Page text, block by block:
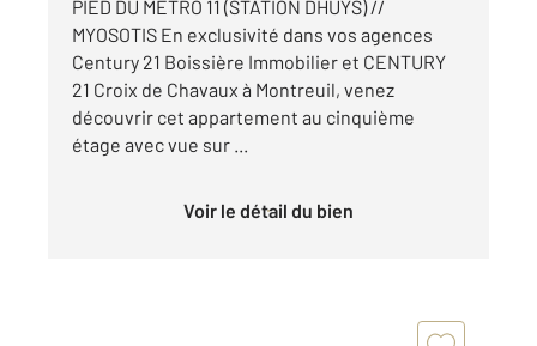
PIED DU METRO 11 (STATION DHUYS) //
MYOSOTIS En exclusivité dans vos agences
Century 21 Boissière Immobilier et CENTURY
21 Croix de Chavaux à Montreuil, venez
découvrir cet appartement au cinquième
étage avec vue sur ...
Voir le détail du bien